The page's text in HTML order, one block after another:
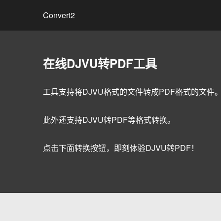
Convert2
在线DJVU转PDF工具
工具支持将DJVU格式的文件转成PDF格式的文件
此外还支持DJVU转PDF等格式转换。
点击下面转换按钮，即刻体验DJVU转PDF！